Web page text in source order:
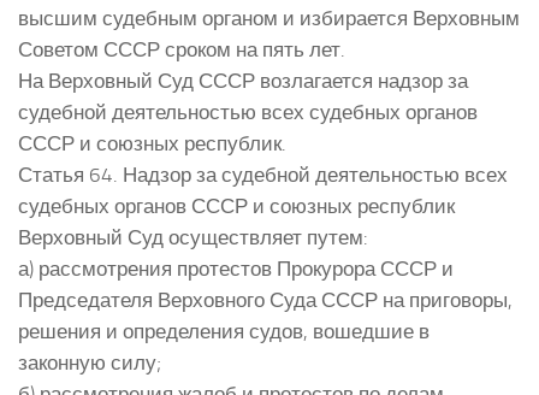
высшим судебным органом и избирается Верховным
Советом СССР сроком на пять лет.
На Верховный Суд СССР возлагается надзор за
судебной деятельностью всех судебных органов
СССР и союзных республик.
Статья 64. Надзор за судебной деятельностью всех
судебных органов СССР и союзных республик
Верховный Суд осуществляет путем:
а) рассмотрения протестов Прокурора СССР и
Председателя Верховного Суда СССР на приговоры,
решения и определения судов, вошедшие в
законную силу;